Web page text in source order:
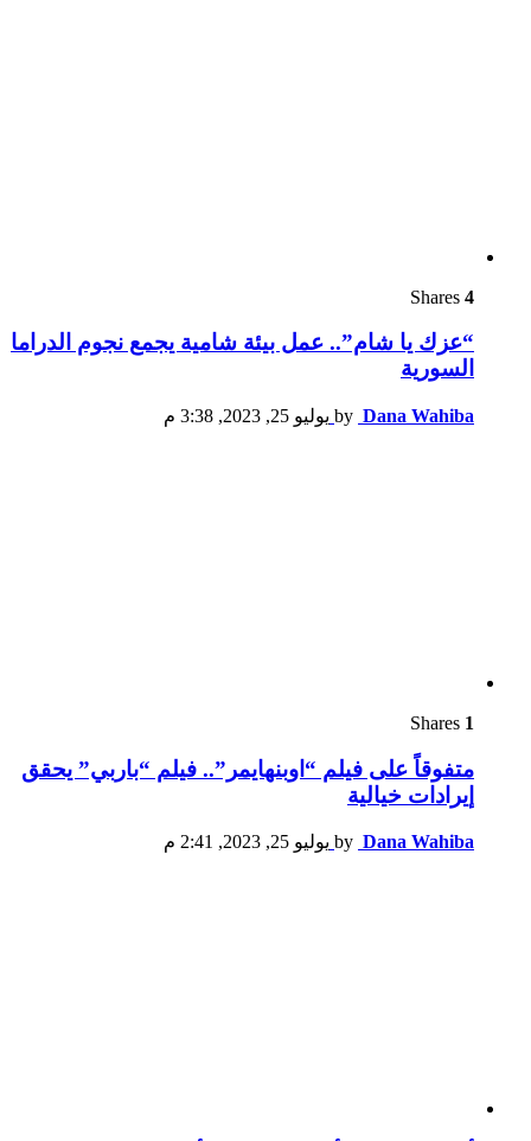
4
“عزك يا شام”.. عمل بيئة شامية يجمع نجوم الدراما
السورية
by Dana Wahiba يوليو 25, 2023, 3:38 م
1
متفوقاً على فيلم “اوبنهايمر”.. فيلم “باربي” يحقق
إيرادات خيالية
by Dana Wahiba يوليو 25, 2023, 2:41 م